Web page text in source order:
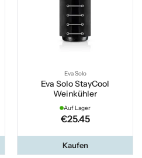
Eva Solo
Eva Solo StayCool
Weinkühler
Auf Lager
€25.45
Kaufen